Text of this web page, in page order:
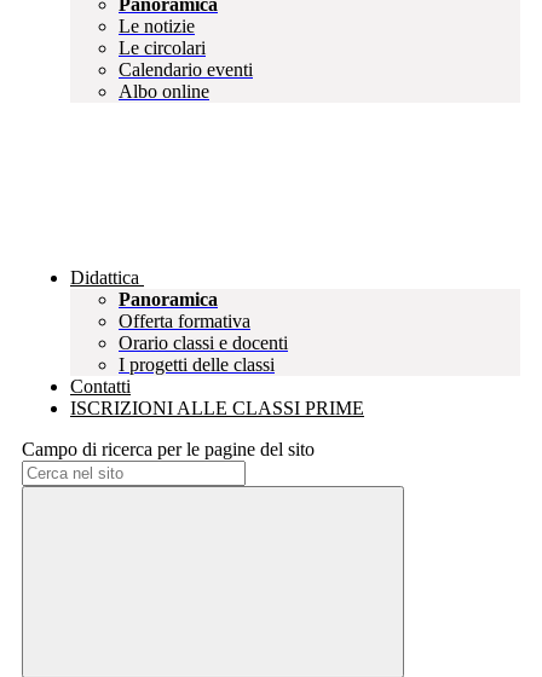
Panoramica
Le notizie
Le circolari
Calendario eventi
Albo online
Didattica
Panoramica
Offerta formativa
Orario classi e docenti
I progetti delle classi
Contatti
ISCRIZIONI ALLE CLASSI PRIME
Campo di ricerca per le pagine del sito